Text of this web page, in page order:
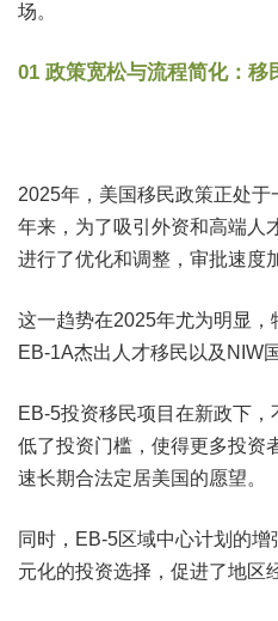
场。
01 政策宽松与流程简化：移
2025年，美国移民政策正处
年来，为了吸引外资和高端人
进行了优化和调整，审批速度
这一趋势在2025年尤为明显，
EB-1A杰出人才移民以及NIW
EB-5投资移民项目在新政下
低了投资门槛，使得更多投资
速长期合法定居美国的愿望。
同时，EB-5区域中心计划的
元化的投资选择，促进了地区